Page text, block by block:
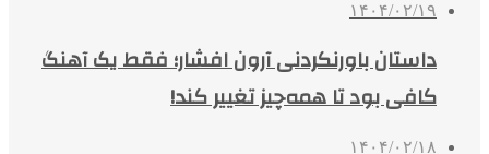
۱۴۰۴/۰۲/۱۹
داستان باورنکردنی آرون افشار؛ فقط یک آهنگ
کافی بود تا همه‌چیز تغییر کند!
۱۴۰۴/۰۲/۱۸